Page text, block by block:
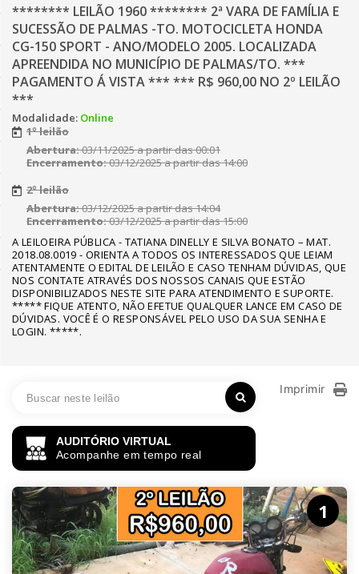
******** LEILÃO 1960 ******** 2ª VARA DE FAMÍLIA E
SUCESSÃO DE PALMAS -TO. MOTOCICLETA HONDA
CG-150 SPORT - ANO/MODELO 2005. LOCALIZADA
APREENDIDA NO MUNICÍPIO DE PALMAS/TO. ***
PAGAMENTO Á VISTA *** *** R$ 960,00 NO 2º LEILÃO
***
Modalidade: Online
1º leilão
Abertura:03/11/2025 a partir das 00:01
Encerramento:03/12/2025 a partir das 14:00
2º leilão
Abertura:03/12/2025 a partir das 14:04
Encerramento:03/12/2025 a partir das 15:00
A LEILOEIRA PÚBLICA - TATIANA DINELLY E SILVA BONATO – MAT.
2018.08.0019 - ORIENTA A TODOS OS INTERESSADOS QUE LEIAM
ATENTAMENTE O EDITAL DE LEILÃO E CASO TENHAM DÚVIDAS, QUE
NOS CONTATE ATRAVÉS DOS NOSSOS CANAIS QUE ESTÃO
DISPONIBILIZADOS NESTE SITE PARA ATENDIMENTO E SUPORTE.
***** FIQUE ATENTO, NÃO EFETUE QUALQUER LANCE EM CASO DE
DÚVIDAS. VOCÊ É O RESPONSÁVEL PELO USO DA SUA SENHA E
LOGIN. *****.
AUDITÓRIO VIRTUAL
Acompanhe em tempo real
Imprimir
1